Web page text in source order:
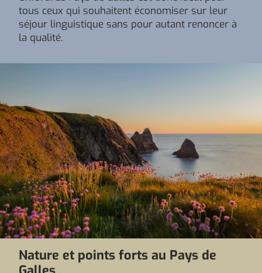
tous ceux qui souhaitent économiser sur leur
séjour linguistique sans pour autant renoncer à
la qualité.
Nature et points forts au Pays de